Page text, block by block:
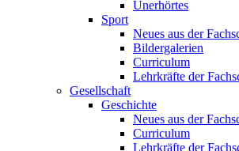
Unerhörtes
Sport
Neues aus der
Bildergalerien
Curriculum
Lehrkräfte der
Gesellschaft
Geschichte
Neues aus der
Curriculum
Lehrkräfte der